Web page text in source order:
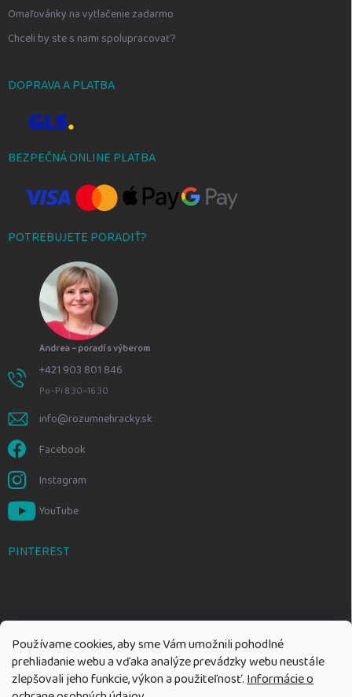
Používame cookies, aby sme Vám umožnili pohodlné
prehliadanie webu a vďaka analýze prevádzky webu neustále
zlepšovali jeho funkcie, výkon a použiteľnosť.Informácie o
Omaľovánky na vytlačenie zadarmo
Chceli by ste s nami spolupracovať?
DOPRAVA A PLATBA
BEZPEČNÁ ONLINE PLATBA
POTREBUJETE PORADIŤ?
Andrea – poradí s výberom
+421 903 801 846
Po–Pi 8:30–16:30
info@rozumnehracky.sk
Facebook
Instagram
YouTube
PINTEREST